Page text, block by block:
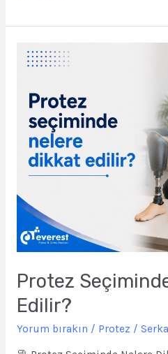
Protez
Edilir?
Yorum bırakın / Protez /
Protez
Seçiminde
Dikkat